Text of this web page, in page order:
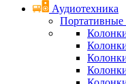
Аудиотехника
Портативные